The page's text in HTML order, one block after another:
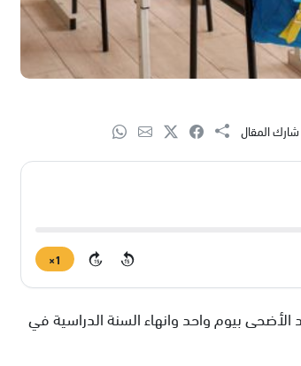
شارك المقال
15
15
1×
بيوم واحد وانهاء السنة الدراسية في